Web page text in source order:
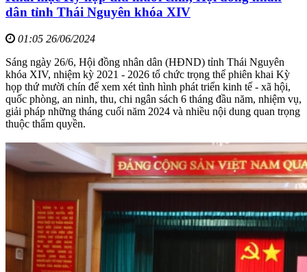
dân tỉnh Thái Nguyên khóa XIV
01:05 26/06/2024
Sáng ngày 26/6, Hội đồng nhân dân (HĐND) tỉnh Thái Nguyên
khóa XIV, nhiệm kỳ 2021 - 2026 tổ chức trọng thể phiên khai Kỳ
họp thứ mười chín để xem xét tình hình phát triển kinh tế - xã hội,
quốc phòng, an ninh, thu, chi ngân sách 6 tháng đầu năm, nhiệm vụ,
giải pháp những tháng cuối năm 2024 và nhiều nội dung quan trọng
thuộc thẩm quyền.